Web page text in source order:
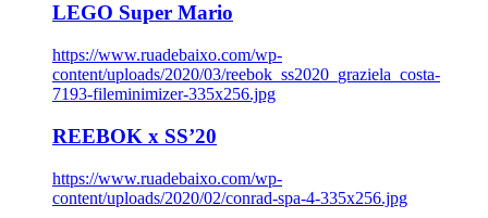
LEGO Super Mario
https://www.ruadebaixo.com/wp-
content/uploads/2020/03/reebok_ss2020_graziela_costa-
7193-fileminimizer-335x256.jpg
REEBOK x SS’20
https://www.ruadebaixo.com/wp-
content/uploads/2020/02/conrad-spa-4-335x256.jpg